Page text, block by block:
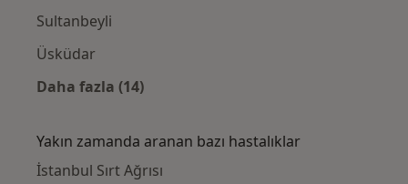
Sultanbeyli
Üsküdar
Daha fazla (14)
Yakın zamanda aranan bazı hastalıklar
İstanbul Sırt Ağrısı